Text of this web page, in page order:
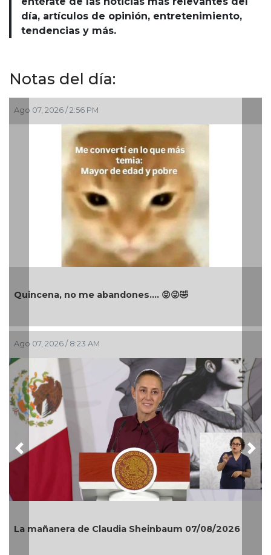
día, artículos de opinión, entretenimiento,
tendencias y más.
Notas del día:
Ago 07, 2026 / 2:56 PM
Quincena, no me abandones.... 😝😜🤣
Ago 07, 2026 / 8:23 AM
La mañanera de Claudia Sheinbaum 07/08/2026
Previous